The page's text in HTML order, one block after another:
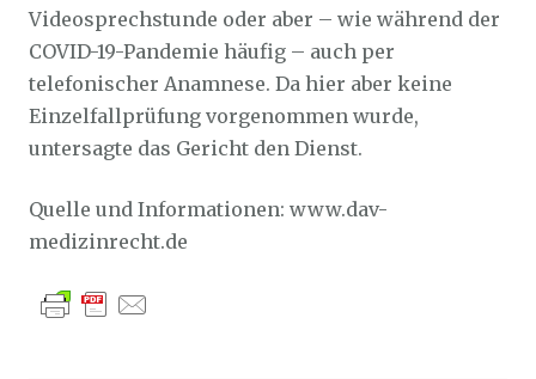
Videosprechstunde oder aber – wie während der
COVID-19-Pandemie häufig – auch per
telefonischer Anamnese. Da hier aber keine
Einzelfallprüfung vorgenommen wurde,
untersagte das Gericht den Dienst.
Quelle und Informationen: www.dav-
medizinrecht.de